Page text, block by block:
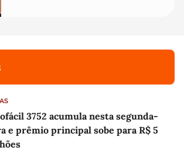
3752 acumula nesta segunda-
e prêmio principal sobe para R$ 5